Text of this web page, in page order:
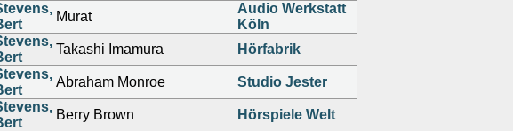
Murat
Audio Werkstatt
Köln
Takashi Imamura Hörfabrik
Abraham Monroe Studio Jester
Berry Brown Hörspiele Welt